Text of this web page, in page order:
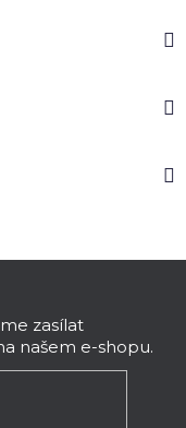
zasílat
našem e-shopu.